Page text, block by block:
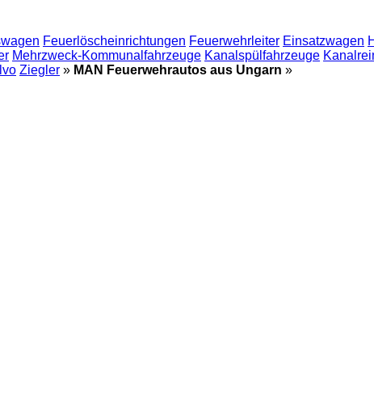
Feuerlöscheinrichtungen Feuerwehrleiter Einsatzwagen
Mehrzweck-Kommunalfahrzeuge Kanalspülfahrzeuge
Ziegler » MAN Feuerwehrautos aus Ungarn »